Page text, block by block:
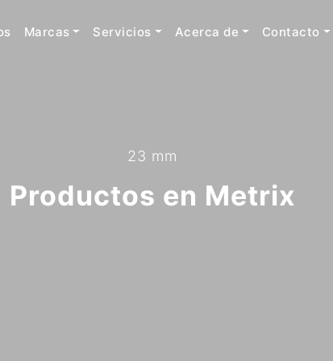
Marcas Servicios Acerca de Contacto
23 mm
Productos en Metrix